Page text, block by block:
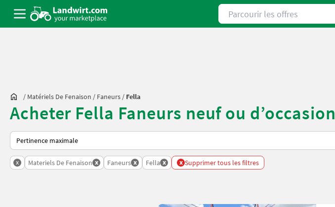
Parcourir les offres
/ Matériels De Fenaison / Faneurs / Fella
Acheter Fella Faneurs neuf ou d’occasion
Voici comment les annonces sont triées sur Landwirt.com
x Materiels De Fenaison x Faneurs x Fella x x Supprimer tous les filtres